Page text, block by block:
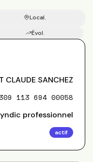
Local.
Évol.
CLAUDE SANCHEZ
113 694 00058
professionnel
actif